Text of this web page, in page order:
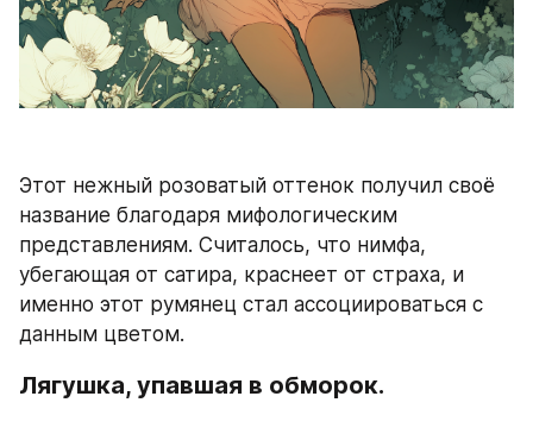
Этот нежный розоватый оттенок получил своё
название благодаря мифологическим
представлениям. Считалось, что нимфа,
убегающая от сатира, краснеет от страха, и
именно этот румянец стал ассоциироваться с
данным цветом.
Лягушка, упавшая в обморок.